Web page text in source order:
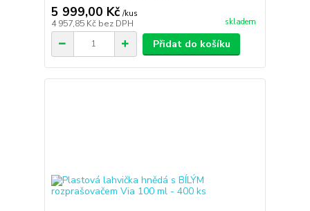
5 999,00 Kč /kus
4 957,85 Kč bez DPH skladem
Přidat do košíku